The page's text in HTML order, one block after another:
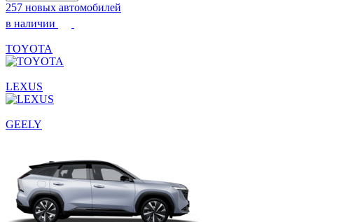
257 новых автомобилей
в наличии
TOYOTA
LEXUS
GEELY